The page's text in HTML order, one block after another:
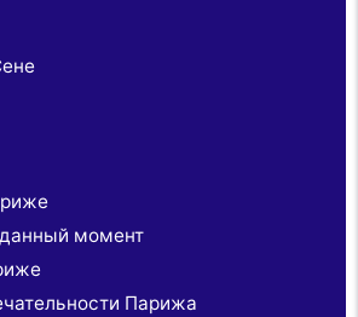
момент
Парижа